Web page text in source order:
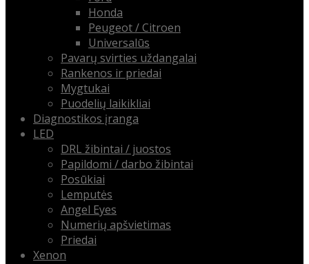
Honda
Peugeot / Citroen
Universalūs
Pavarų svirties uždangalai
Rankenos ir priedai
Mygtukai
Puodelių laikikliai
Diagnostikos įranga
LED
DRL žibintai / juostos
Papildomi / darbo žibintai
Posūkiai
Lemputės
Angel Eyes
Numerių apšvietimas
Priedai
Xenon